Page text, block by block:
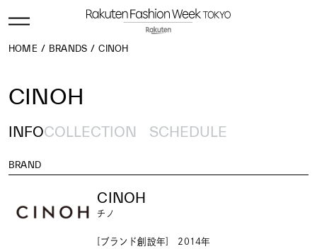
HOME BRANDS CINOH
CINOH
INFOCOLLECTION SCHEDULE
BRAND
CINOH
チノ
[ブランド創設年] 2014年